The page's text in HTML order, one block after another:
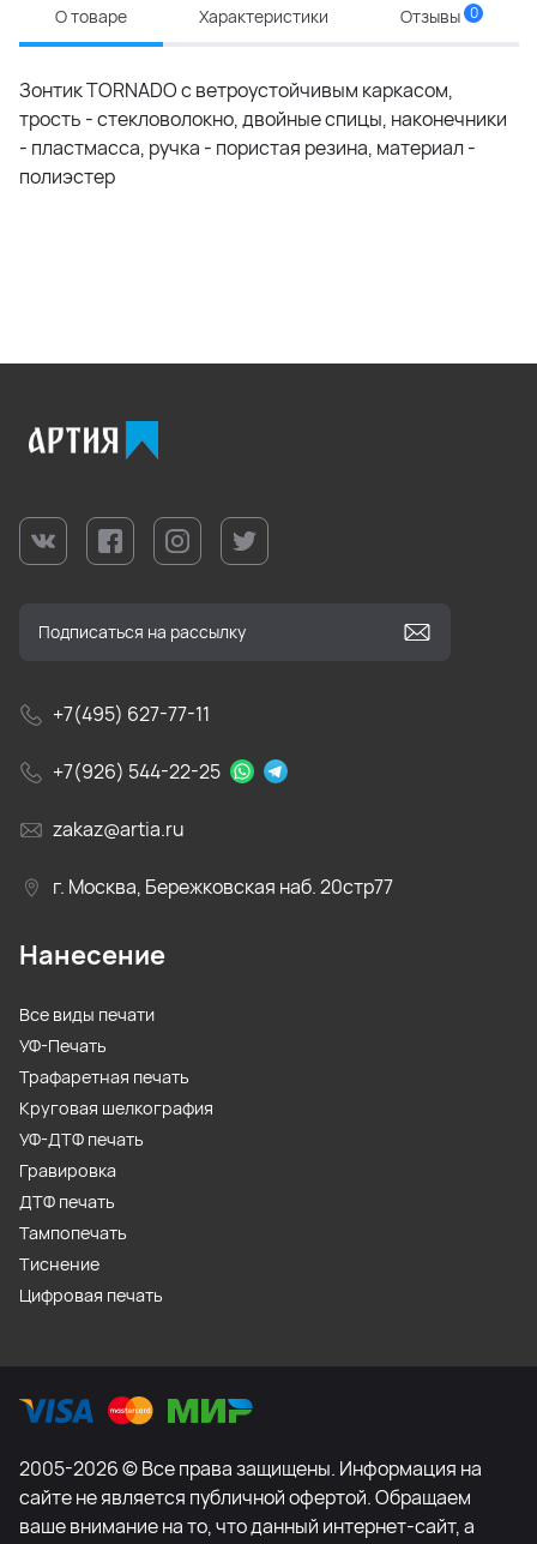
О товаре Характеристики Отзывы 0
Зонтик TORNADO с ветроустойчивым каркасом,
трость - стекловолокно, двойные спицы, наконечники
- пластмасса, ручка - пористая резина, материал -
полиэстер
+7(495) 627-77-11
+7(926) 544-22-25
zakaz@artia.ru
г. Москва, Бережковская наб. 20стр77
Нанесение
Все виды печати
УФ-Печать
Трафаретная печать
Круговая шелкография
УФ-ДТФ печать
Гравировка
ДТФ печать
Тампопечать
Тиснение
Цифровая печать
2005-2026 © Все права защищены. Информация на
сайте не является публичной офертой. Обращаем
ваше внимание на то, что данный интернет-сайт, а